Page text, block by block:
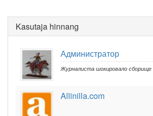
Kasutaja hinnang
Администратор
Журналиста шокировало сборище
Allinilla.com